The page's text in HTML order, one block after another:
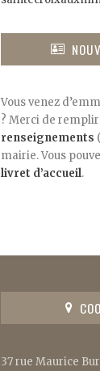
Vous venez
? Merci de
renseignements
mairie. Vous
livret d’accueil.
37 rue Maurice